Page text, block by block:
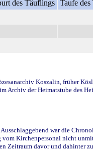
des Täuflings Taufe
Koszalin, früher
Archiv der Heimatstube des
war die
Kirchenpersonal nicht
Zeitraum davor und dahinter